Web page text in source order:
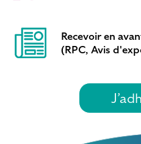
Recevoir en
(RPC, Avis